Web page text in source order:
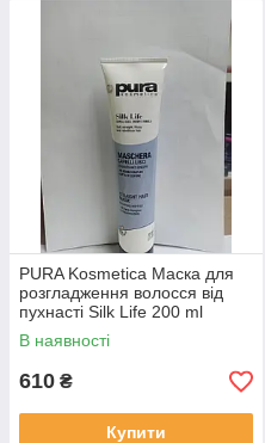
PURA Kosmetica Маска для
розгладження волосся від
пухнасті Silk Life 200 ml
В наявності
610 ₴
Купити